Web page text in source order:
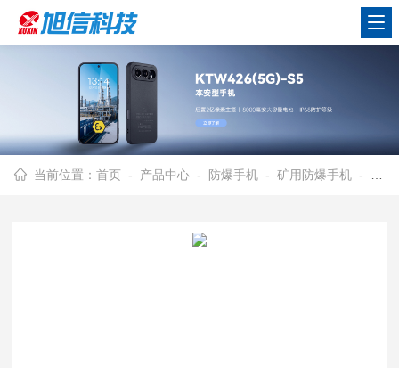
当前位置：首页 - 产品中心 - 防爆手机 -矿用防爆手机 - 旭信/矿用防爆智能手机/5G网络/超大内存